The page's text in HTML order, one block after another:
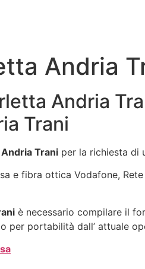
Andria
Andria
Trani
Trani per la richiesta di
e fibra ottica Vodafone,
è necessario compilare il
per portabilità dall’ attuale